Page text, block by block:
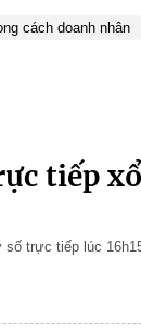
cách doanh nhân
tiếp
trực tiếp lúc